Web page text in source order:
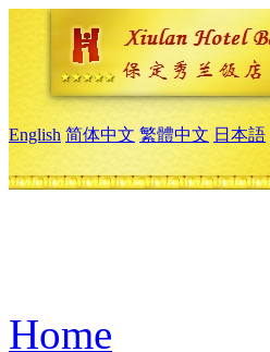
English 简体中文 繁體中文 日本語
Home